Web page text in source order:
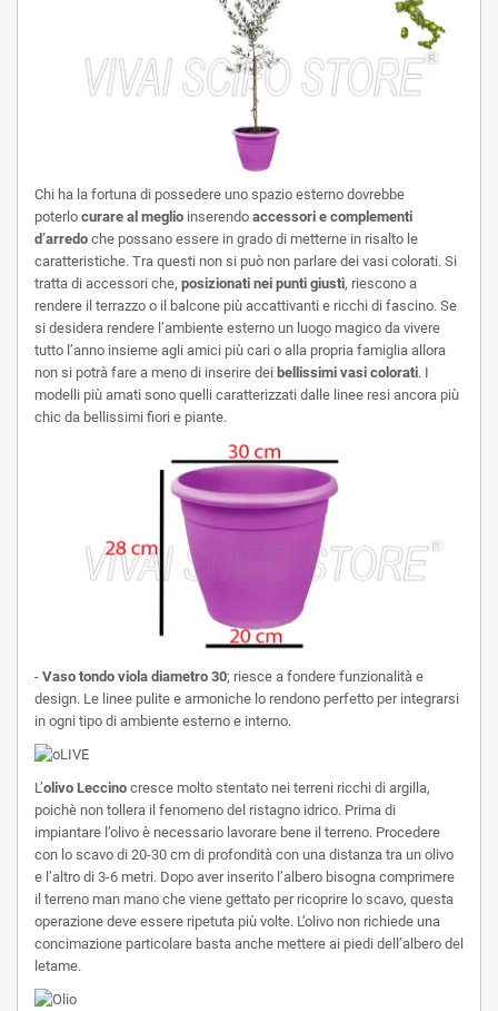
Chi ha la fortuna di possedere uno spazio esterno dovrebbe
poterlo curare al meglio inserendo accessori e complementi
d’arredo che possano essere in grado di metterne in risalto le
caratteristiche. Tra questi non si può non parlare dei vasi colorati. Si
tratta di accessori che, posizionati nei punti giusti, riescono a
rendere il terrazzo o il balcone più accattivanti e ricchi di fascino. Se
si desidera rendere l’ambiente esterno un luogo magico da vivere
tutto l’anno insieme agli amici più cari o alla propria famiglia allora
non si potrà fare a meno di inserire dei bellissimi vasi colorati. I
modelli più amati sono quelli caratterizzati dalle linee resi ancora più
chic da bellissimi fiori e piante.
- Vaso tondo viola diametro 30; riesce a fondere funzionalità e
design. Le linee pulite e armoniche lo rendono perfetto per integrarsi
in ogni tipo di ambiente esterno e interno.
L’olivo Leccino cresce molto stentato nei terreni ricchi di argilla,
poichè non tollera il fenomeno del ristagno idrico. Prima di
impiantare l’olivo è necessario lavorare bene il terreno. Procedere
con lo scavo di 20-30 cm di profondità con una distanza tra un olivo
e l’altro di 3-6 metri. Dopo aver inserito l’albero bisogna comprimere
il terreno man mano che viene gettato per ricoprire lo scavo, questa
operazione deve essere ripetuta più volte. L’olivo non richiede una
concimazione particolare basta anche mettere ai piedi dell’albero del
letame.